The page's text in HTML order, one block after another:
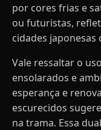
por cores frias e
ou futuristas,
cidades
Vale ressaltar o
ensolarados e
esperança e
escurecidos
na trama. Essa